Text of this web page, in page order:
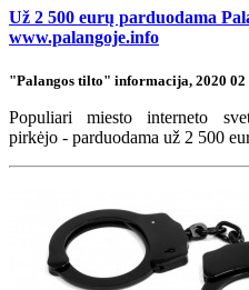
Už 2 500 eurų parduodama
www.palangoje.info
"Palangos tilto" informacija, 2020 02
Populiari miesto interneto
pirkėjo - parduodama už 2 500